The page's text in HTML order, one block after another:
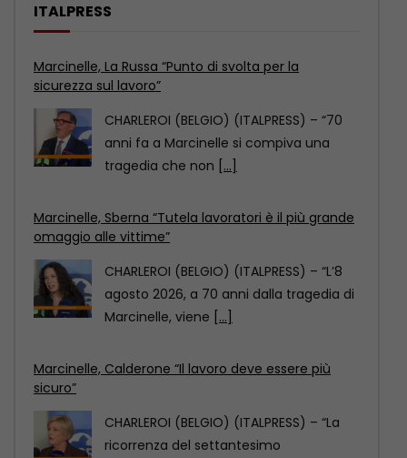
ITALPRESS
Marcinelle, Sberna “Tutela lavoratori è il più grande
omaggio alle vittime”
CHARLEROI (BELGIO) (ITALPRESS) – “L’8
agosto 2026, a 70 anni dalla tragedia di
Marcinelle, viene [...]
Marcinelle, Calderone “Il lavoro deve essere più
sicuro”
CHARLEROI (BELGIO) (ITALPRESS) – “La
ricorrenza del settantesimo
anniversario della tragedia di Marcinelle
Marcinelle, La Russa “Punto di svolta per la
sicurezza sul lavoro”
CHARLEROI (BELGIO) (ITALPRESS) – “70